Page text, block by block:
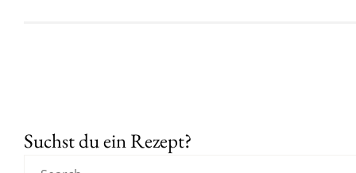
Suchst du ein Rezept?